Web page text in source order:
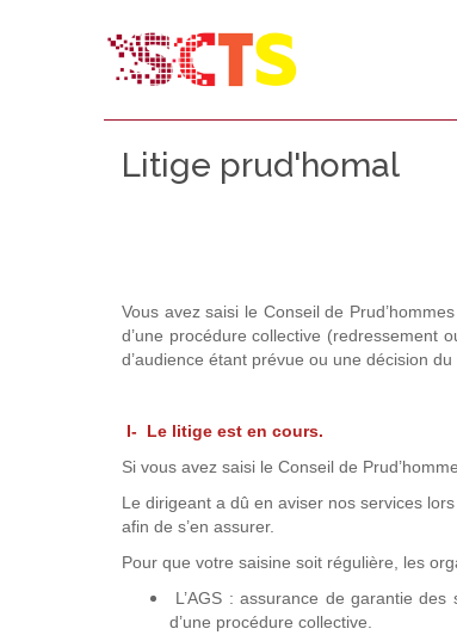
Litige prud'homal
Vous avez saisi le Conseil de
d’une procédure collective (redressement
d’audience étant prévue ou une décision
I- Le litige est en cours.
Si vous avez saisi le Conseil de
Le dirigeant a dû en aviser nos services
afin de s’en assurer.
Pour que votre saisine soit régulière, les
L’AGS : assurance de garantie
d’une procédure collective.